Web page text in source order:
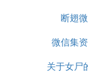
体康复，取出
身边。少年学
徒。秋去春来
藉之余，思虑
断翅
微信集
关于女尸